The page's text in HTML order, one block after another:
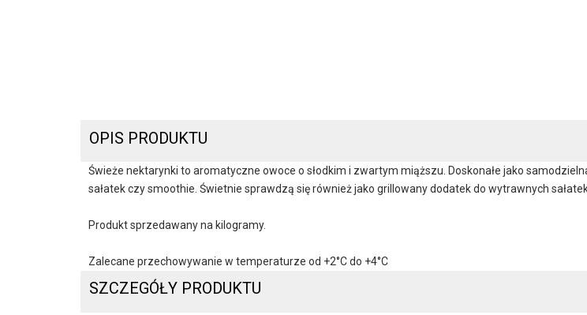
OPIS PRODUKTU
Świeże nektarynki to aromatyczne owoce o słodkim i zwartym miąższu. Doskonałe jako
sałatek czy smoothie. Świetnie sprawdzą się również jako grillowany dodatek do wytrawnych
Produkt sprzedawany na kilogramy.
Zalecane przechowywanie w temperaturze od +2°C do +4°C
SZCZEGÓŁY PRODUKTU